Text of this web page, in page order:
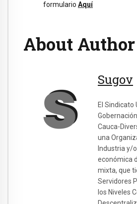
formulario Aquí
About Author
Sugov
El Sindicato
Cauca-
una
Industria y/
económica
mixta, que
Servidores
los Niveles